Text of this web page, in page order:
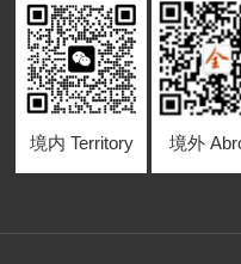
境内 Territory 境外